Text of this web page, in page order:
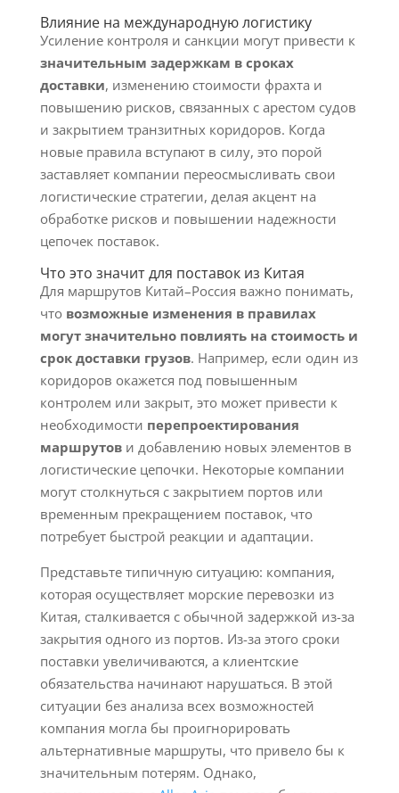
Влияние на международную логистику
Усиление контроля и санкции могут привести к
значительным задержкам в сроках
доставки, изменению стоимости фрахта и
повышению рисков, связанных с арестом судов
и закрытием транзитных коридоров. Когда
новые правила вступают в силу, это порой
заставляет компании переосмысливать свои
логистические стратегии, делая акцент на
обработке рисков и повышении надежности
цепочек поставок.
Что это значит для поставок из Китая
Для маршрутов Китай–Россия важно понимать,
что возможные изменения в правилах
могут значительно повлиять на стоимость и
срок доставки грузов. Например, если один из
коридоров окажется под повышенным
контролем или закрыт, это может привести к
необходимости перепроектирования
маршрутови добавлению новых элементов в
логистические цепочки. Некоторые компании
могут столкнуться с закрытием портов или
временным прекращением поставок, что
потребует быстрой реакции и адаптации.
Представьте типичную ситуацию: компания,
которая осуществляет морские перевозки из
Китая, сталкивается с обычной задержкой из-за
закрытия одного из портов. Из-за этого сроки
поставки увеличиваются, а клиентские
обязательства начинают нарушаться. В этой
ситуации без анализа всех возможностей
компания могла бы проигнорировать
альтернативные маршруты, что привело бы к
значительным потерям. Однако,